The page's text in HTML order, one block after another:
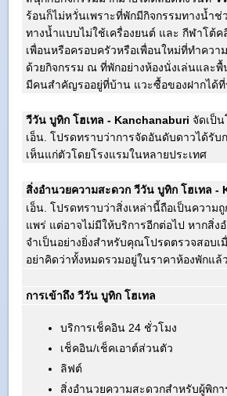
ร้อนก็ไม่หวั่นเพราะที่พักมีกิจกรรมทางน้ำช่
ทางน้ำแบบไม่ใช้เครื่องยนต์ และ กีฬาโต้
เพื่อนหรือครอบครัวหรือเพื่อนใหม่ที่ทำควา
ด้วยกิจกรรม ณ ที่พักอย่างห้องนั่งเล่นและ
มีคนสำคัญรออยู่ที่บ้าน แวะซื้อของฝากได้
วีวัน บูทิก โฮเทล - Kanchanaburi จัดเป็น
เอ็น. โปรดทราบว่าการจัดอันดับดาวได้รับ
เห็นแก่ตัวโดยโรงแรมในหลายประเทศ
สิ่งอำนวยความสะดวก วีวัน บูทิก โฮเทล -
เอ็น. โปรดทราบว่าสิ่งเหล่านี้ถือเป็นความ
แพร่ แต่อาจไม่มีให้บริการอีกต่อไป หากสิ่ง
จำเป็นอย่างยิ่งสำหรับคุณโปรดตรวจสอบเ
อย่าคิดว่าทั้งหมดรวมอยู่ในราคาห้องพักแล้ว
การเข้าถึง วีวัน บูทิก โฮเทล
บริการเช็คอิน 24 ชั่วโมง
เช็คอิน/เช็คเอาต์ส่วนตัว
ลิฟต์
สิ่งอำนวยความสะดวกสำหรับผู้พิกา